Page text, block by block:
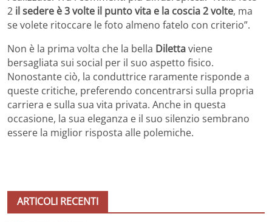
2 il sedere è 3 volte il punto vita e la coscia 2 volte, ma
se volete ritoccare le foto almeno fatelo con criterio”.
Non è la prima volta che la bella Dilettaviene
bersagliata sui social per il suo aspetto fisico.
Nonostante ciò, la conduttrice raramente risponde a
queste critiche, preferendo concentrarsi sulla propria
carriera e sulla sua vita privata. Anche in questa
occasione, la sua eleganza e il suo silenzio sembrano
essere la miglior risposta alle polemiche.
ARTICOLI RECENTI